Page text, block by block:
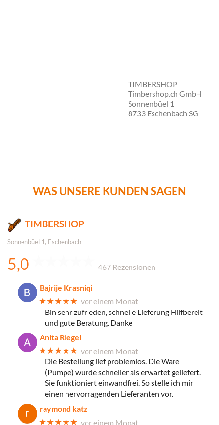
TIMBERSHOP
Timbershop.ch GmbH
Sonnenbüel 1
8733 Eschenbach SG
WAS UNSERE KUNDEN SAGEN
TIMBERSHOP
Sonnenbüel 1, Eschenbach
5,0 467 Rezensionen
Bajrije Krasniqi
★★★★★ vor einem Monat
Bin sehr zufrieden, schnelle Lieferung Hilfbereit
und gute Beratung. Danke
Anita Riegel
★★★★★ vor einem Monat
Die Bestellung lief problemlos. Die Ware
(Pumpe) wurde schneller als erwartet geliefert.
Sie funktioniert einwandfrei. So stelle ich mir
einen hervorragenden Lieferanten vor.
raymond katz
★★★★★ vor einem Monat